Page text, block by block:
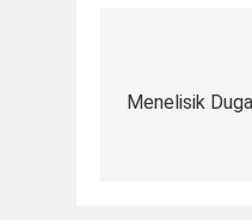
pos
Menelisik